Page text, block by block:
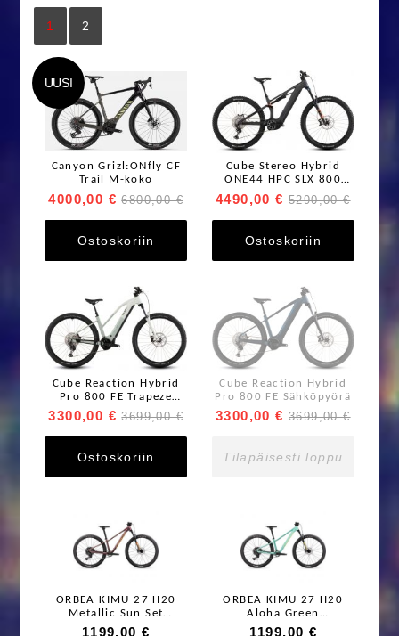
1 2
UUSI
Canyon Grizl:ONfly CF
Trail M-koko
4000,00 € 6800,00 €
Ostoskoriin
Cube Stereo Hybrid
ONE44 HPC SLX 800
Sähköpyörä
4490,00 € 5290,00 €
Ostoskoriin
Cube Reaction Hybrid
Pro 800 FE Trapeze
Sähköpyörä
3300,00 € 3699,00 €
Ostoskoriin
Cube Reaction Hybrid
Pro 800 FE Sähköpyörä
3300,00 € 3699,00 €
Tilapäisesti loppu
ORBEA KIMU 27 H20
Metallic Sun Set
01191781764 /
1199,00 €
ORBEA KIMU 27 H20
Aloha Green
01191780079 /
1199,00 €